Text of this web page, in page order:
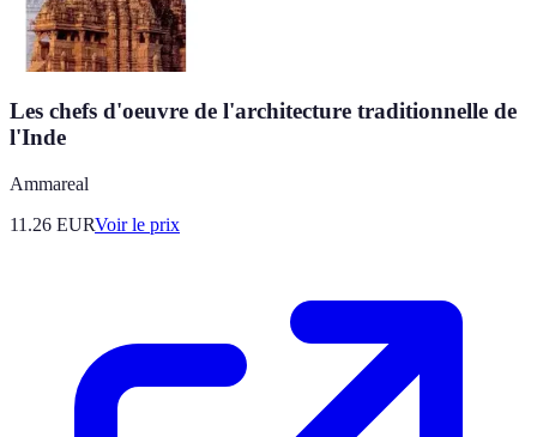
Les chefs d'oeuvre de l'architecture traditionnelle de
l'Inde
Ammareal
11.26 EURVoir le prix